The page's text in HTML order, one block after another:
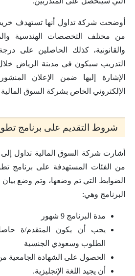
أوضحت شركة تداول أنها تستهدف
من مختلف التخصصات الهندسية
والقانونية، كذلك الحاصلين على
التدريب سيكون في مدينة الرياض
الإشارة إليها ضمن الإعلان
الإلكتروني الخاص بشركة السوق
شروط التقديم على برنامج
أشارت شركة السوق المالية تداول إلى
من الفئات المستهدفة على برنامج
الضوابط التي تم وضعها، وتم وضع
البرنامج وهي:
مدة البرنامج 9 شهور
يجب أن يكون المتقدم/ة
الطلوب وسعودي الجنسية
الحصول على الشهادة الجامعية
أن يجيد اللغة الإنجليزية.